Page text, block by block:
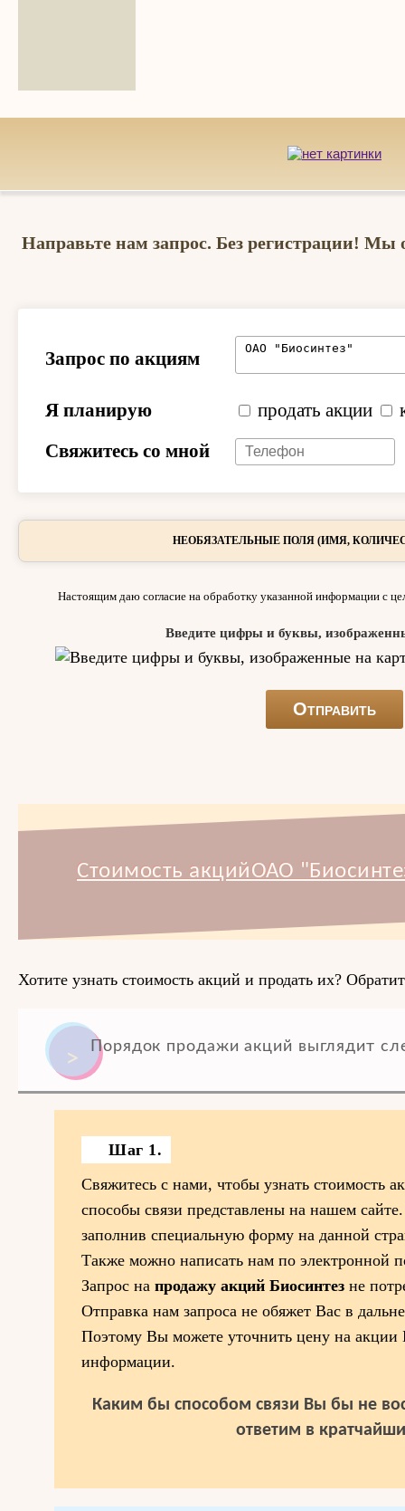
Направьте нам запрос. Без регистрации! Мы
Запрос по акциям
Я планирую продать акции
Свяжитесь со мной
НЕОБЯЗАТЕЛЬНЫЕ ПОЛЯ (ИМЯ,
Настоящим даю согласие на обработку указанной информации с
Введите цифры и буквы,
Стоимость акцийОАО
Хотите узнать стоимость акций и продать их?
Порядок продажи акций выглядит
Шаг 1.
Свяжитесь с нами, чтобы узнать стоимость
способы связи представлены на нашем
заполнив специальную форму на данной
Также можно написать нам по электронной
Запрос на продажу акций Биосинтез не
Отправка нам запроса не обяжет Вас в
Поэтому Вы можете уточнить цену на акции
информации.
Каким бы способом связи Вы бы не
ответим в